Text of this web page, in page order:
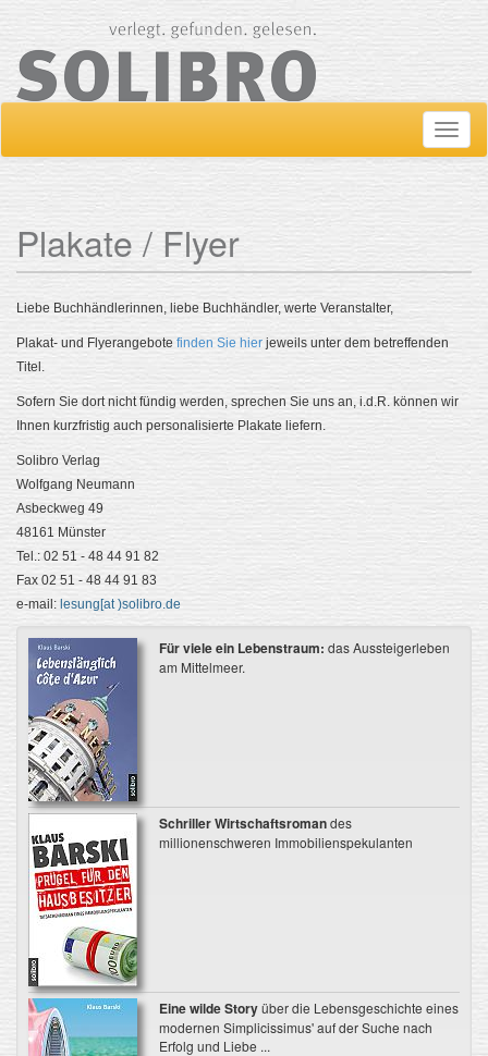
ein-/
Plakate / Flyer
Liebe Buchhändlerinnen, liebe Buchhändler, werte Veranstalter,
Plakat- und Flyerangebote finden Sie hier jeweils unter dem betreffenden
Titel.
Sofern Sie dort nicht fündig werden, sprechen Sie uns an, i.d.R. können wir
Ihnen kurzfristig auch personalisierte Plakate liefern.
Solibro Verlag
Wolfgang Neumann
Asbeckweg 49
48161 Münster
Tel.: 02 51 - 48 44 91 82
Fax 02 51 - 48 44 91 83
e-mail: lesung[at )solibro.de
Für viele ein Lebenstraum: das Aussteigerleben
am Mittelmeer.
Schriller Wirtschaftsromandes
millionenschweren Immobilienspekulanten
Eine wilde Storyüber die Lebensgeschichte eines
modernen Simplicissimus' auf der Suche nach
Erfolg und Liebe ...